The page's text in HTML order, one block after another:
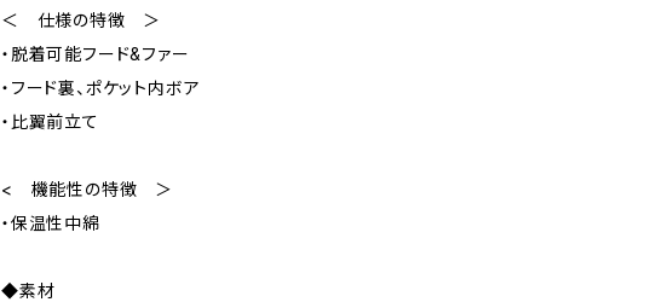
＜ 仕様の特徴 ＞
・脱着可能フード&ファー
・フード裏、ポケット内ボア
・比翼前立て
< 機能性の特徴 ＞
・保温性中綿
◆素材